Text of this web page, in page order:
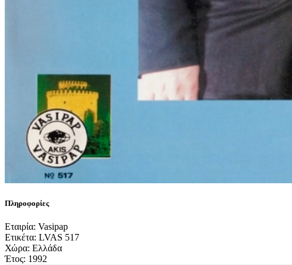
Πληροφορίες
Εταιρία: Vasipap
Ετικέτα: LVAS 517
Χώρα: Ελλάδα
Έτος: 1992